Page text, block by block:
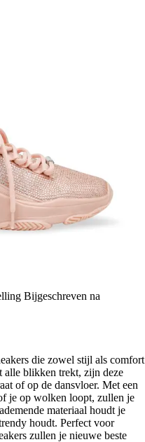
Bijgeschreven na
die zowel stijl als comfort
alle blikken trekt, zijn deze
of op de dansvloer. Met een
je op wolken loopt, zullen je
materiaal houdt je
houdt. Perfect voor
zullen je nieuwe beste